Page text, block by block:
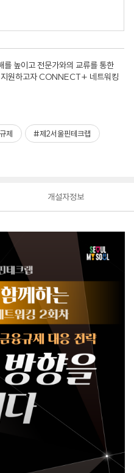
를 높이고 전문가와의 교류를 통한
지원하고자 CONNECT+ 네트워킹
제 #제2서울핀테크랩
개설자정보